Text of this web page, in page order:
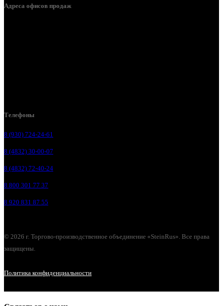
Адреса офисов продаж
Телефоны
8 (930) 724-24-61
8 (4832) 30-00-07
8 (4832) 72-40-24
8 800 301 77 37
8 920 831 87 55
© 2026 г. Торгово-производственное объединение «SteinRus». Все права
защищены.
Политика конфиденциальности